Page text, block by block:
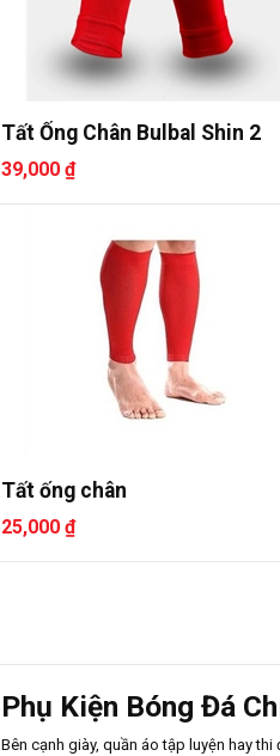
Tất Ống Chân Bulbal Shin 2
39,000 ₫
Tất ống chân
25,000 ₫
Phụ Kiện Bóng Đá
Bên cạnh giày, quần áo tập luyện hay thi